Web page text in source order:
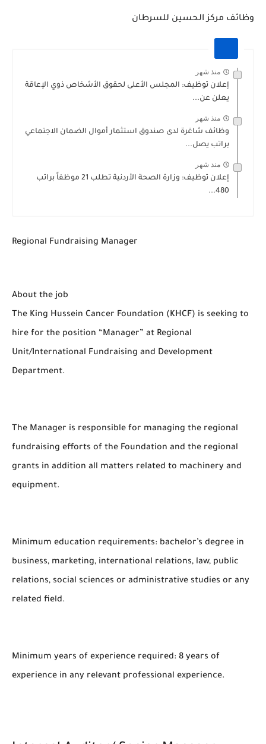
وظائف مركز الحسين للسرطان
منذ شهر
إعلان توظيف: المجلس الأعلى لحقوق الأشخاص ذوي الإعاقة
يعلن عن...
منذ شهر
وظائف شاغرة لدى صندوق استثمار أموال الضمان الاجتماعي
براتب يصل...
منذ شهر
إعلان توظيف: وزارة الصحة الأردنية تطلب 21 موظفاً براتب
480...
Regional Fundraising Manager
About the job
The King Hussein Cancer Foundation (KHCF) is seeking to
hire for the position “Manager” at Regional
Unit/International Fundraising and Development
Department.
The Manager is responsible for managing the regional
fundraising efforts of the Foundation and the regional
grants in addition all matters related to machinery and
equipment.
Minimum education requirements: bachelor’s degree in
business, marketing, international relations, law, public
relations, social sciences or administrative studies or any
related field.
Minimum years of experience required: 8 years of
experience in any relevant professional experience.